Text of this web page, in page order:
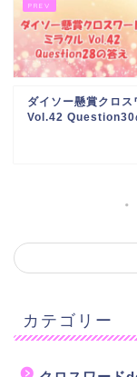
ダイソー懸賞クロ
Vol.42 Question30
カテゴリー